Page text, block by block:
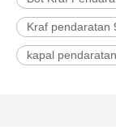
Kraf pendaratan
kapal